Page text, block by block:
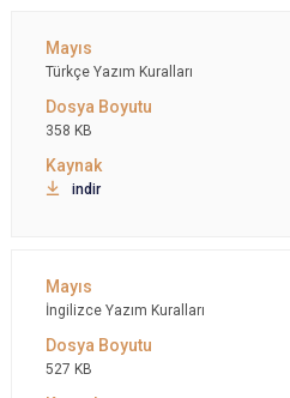
Türkçe Yazım Kuralları
358 KB
indir
İngilizce Yazım Kuralları
527 KB